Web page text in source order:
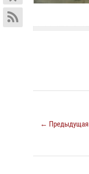
← Предыдущая